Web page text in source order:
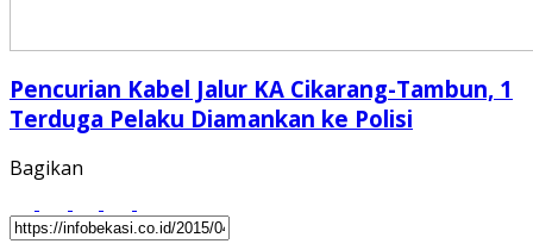
Pencurian Kabel Jalur KA Cikarang-Tambun, 1
Terduga Pelaku Diamankan ke Polisi
Bagikan